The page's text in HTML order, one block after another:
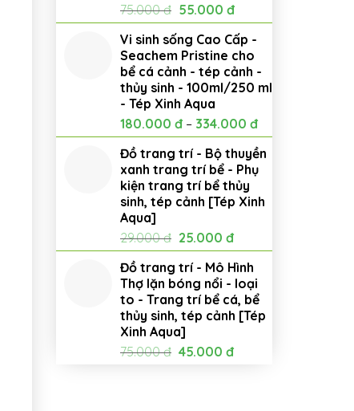
75.000đ Giá
gốc
là:
75.000 đ.
55.000 đGiá
hiện
tại
là:
55.000 đ.
Vi sinh sống Cao Cấp -
Seachem Pristine cho
bể cá cảnh - tép cảnh -
thủy sinh - 100ml/250 ml
- Tép Xinh Aqua
180.000 đ – 334.000 đ
Đồ trang trí - Bộ thuyền
xanh trang trí bể - Phụ
kiện trang trí bể thủy
sinh, tép cảnh [Tép Xinh
Aqua]
29.000đ Giá
gốc
là:
29.000 đ.
25.000 đGiá
hiện
tại
là:
25.000 đ.
Đồ trang trí - Mô Hình
Thợ lặn bóng nổi - loại
to - Trang trí bể cá, bể
thủy sinh, tép cảnh [Tép
Xinh Aqua]
75.000đ Giá
45.000 đGiá